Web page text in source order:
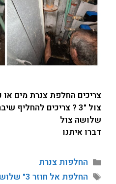
צריכים החלפת צנרת מים
צול "3 ? צריכים
שלושה צול
דברו איתנו
החלפות צנרת
החלפת אל חוזר 3" שלושה צול